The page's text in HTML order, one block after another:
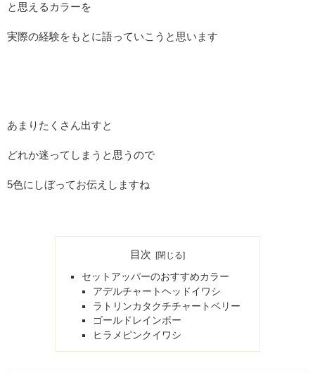
と思えるカラーを
実際の経験をもとに語っていこうと思います
あまりたくさん出すと
どれか迷ってしまうと思うので
5色にしぼってお伝えしますね
目次
セットアッパーのおすすめカラー
アデルチャートヘッドイワシ
ラトリンカタクチチャートベリー
ゴールドレインボー
ヒラメピンクイワシ